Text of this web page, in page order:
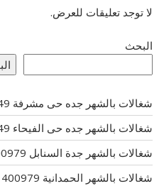
لا توجد تعليقات للعرض.
البحث
شغالات بالشهر جده حى مشرفة 0577265649
شغالات بالشهر جده حى الفيحاء 0577265649
شغالات بالشهر جدة السنابل 0571400979
شغالات بالشهر الحمدانية 0571400979